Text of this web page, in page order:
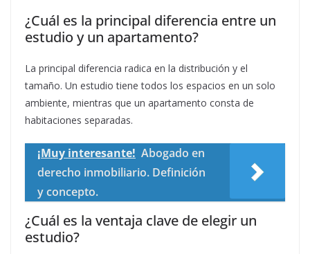
¿Cuál es la principal diferencia entre un
estudio y un apartamento?
La principal diferencia radica en la distribución y el
tamaño. Un estudio tiene todos los espacios en un solo
ambiente, mientras que un apartamento consta de
habitaciones separadas.
¡Muy interesante! Abogado en
derecho inmobiliario. Definición
y concepto.
¿Cuál es la ventaja clave de elegir un
estudio?